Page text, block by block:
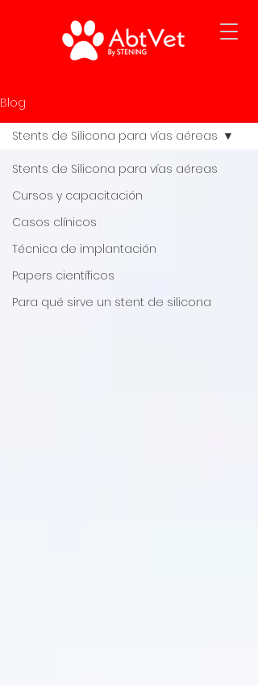
Blog
Stents de Silicona para vías aéreas
Cursos y capacitación
Casos clínicos
Técnica de implantación
Papers científicos
Para qué sirve un stent de silicona
Stents de Silicona para vías aéreas